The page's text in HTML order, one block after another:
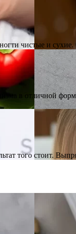
чистые и
в отличной
того стоит.